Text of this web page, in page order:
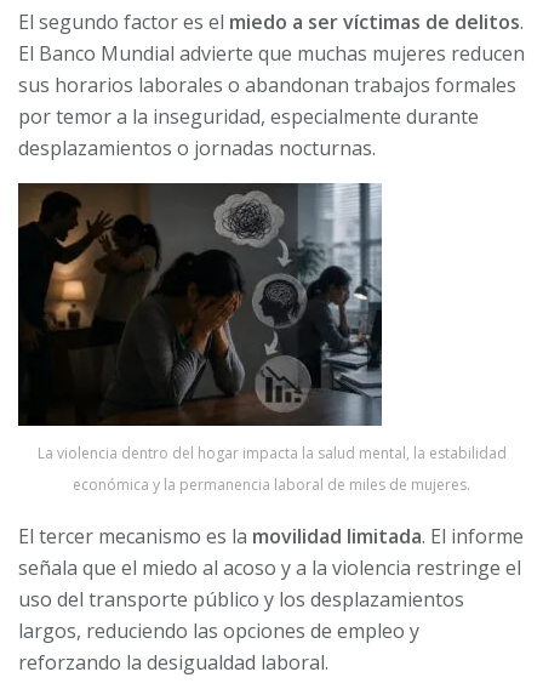
El segundo factor es el miedo a ser víctimas de delitos.
El Banco Mundial advierte que muchas mujeres reducen
sus horarios laborales o abandonan trabajos formales
por temor a la inseguridad, especialmente durante
desplazamientos o jornadas nocturnas.
La violencia dentro del hogar impacta la salud mental, la estabilidad
económica y la permanencia laboral de miles de mujeres.
El tercer mecanismo es la movilidad limitada. El informe
señala que el miedo al acoso y a la violencia restringe el
uso del transporte público y los desplazamientos
largos, reduciendo las opciones de empleo y
reforzando la desigualdad laboral.